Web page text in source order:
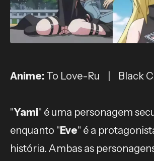
Anime: To Love-Ru | Black
"Yami" é uma personagem
enquanto "Eve" é a
história. Ambas as